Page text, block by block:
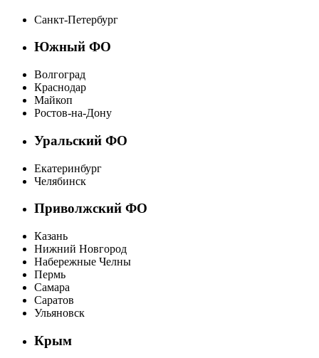
Санкт-Петербург
Южный ФО
Волгоград
Краснодар
Майкоп
Ростов-на-Дону
Уральский ФО
Екатеринбург
Челябинск
Приволжский ФО
Казань
Нижний Новгород
Набережные Челны
Пермь
Самара
Саратов
Ульяновск
Крым